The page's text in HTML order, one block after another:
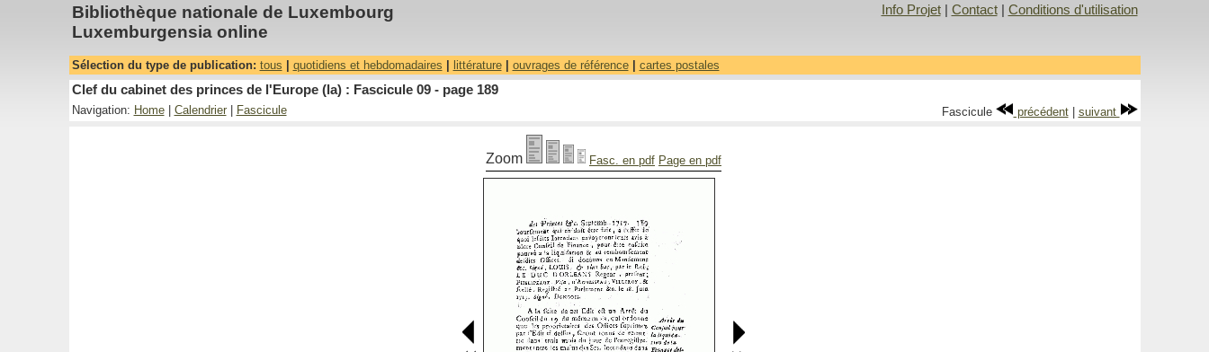
Bibliothèque nationale de Luxembourg
Luxemburgensia online
Info Projet| Contact| Conditions d'utilisation
Sélection du type de publication: tous quotidiens et hebdomadaires littérature| ouvrages de référence| cartes postales
Clef du cabinet des princes de l'Europe (la) : Fascicule 09 - page 189
Navigation: Home| Calendrier| Fascicule Fascicule précédent| suivant
Zoom Fasc. en pdf Page en pdf